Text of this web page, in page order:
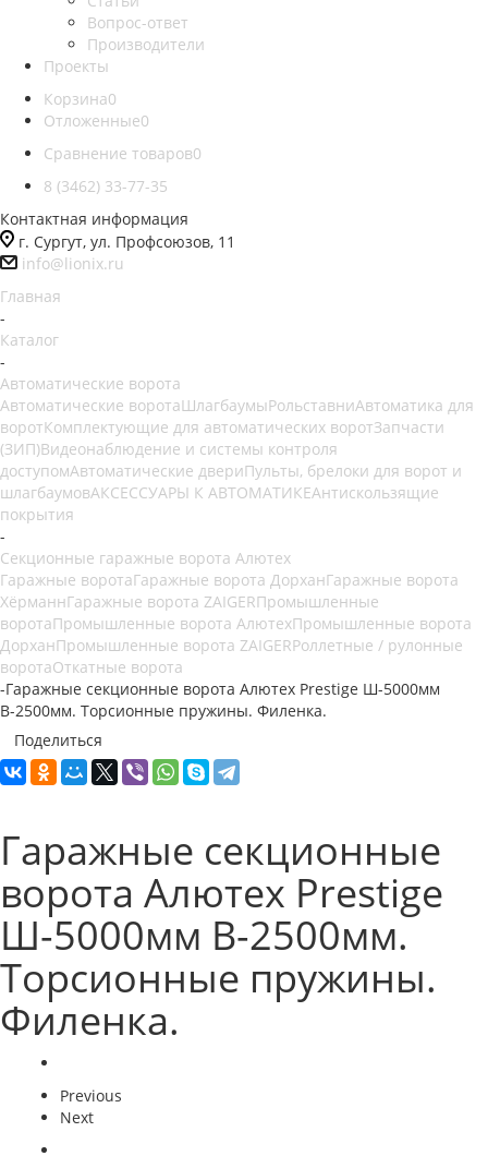
Вопрос-ответ
Производители
Проекты
Корзина0
Отложенные0
Сравнение товаров0
8 (3462) 33-77-35
Контактная информация
г. Сургут, ул. Профсоюзов, 11
info@lionix.ru
Главная
-
Каталог
-
Автоматические ворота
Автоматические воротаШлагбаумыРольставниАвтоматика для
воротКомплектующие для автоматических воротЗапчасти
(ЗИП)Видеонаблюдение и системы контроля
доступомАвтоматические двериПульты, брелоки для ворот и
шлагбаумовАКСЕССУАРЫ К АВТОМАТИКЕАнтискользящие
покрытия
-
Секционные гаражные ворота Алютех
Гаражные воротаГаражные ворота ДорханГаражные ворота
ХёрманнГаражные ворота ZAIGERПромышленные
воротаПромышленные ворота АлютехПромышленные ворота
ДорханПромышленные ворота ZAIGERРоллетные / рулонные
воротаОткатные ворота
-Гаражные секционные ворота Алютех Prestige Ш-5000мм
В-2500мм. Торсионные пружины. Филенка.
Поделиться
Гаражные секционные
ворота Алютех Prestige
Ш-5000мм В-2500мм.
Торсионные пружины.
Филенка.
Previous
Next